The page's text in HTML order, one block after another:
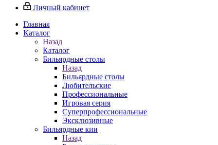
Личный кабинет
Главная
Каталог
Назад
Каталог
Бильярдные столы
Назад
Бильярдные столы
Любительские
Профессиональные
Игровая серия
Суперпрофессиональные
Эксклюзивные
Бильярдные кии
Назад